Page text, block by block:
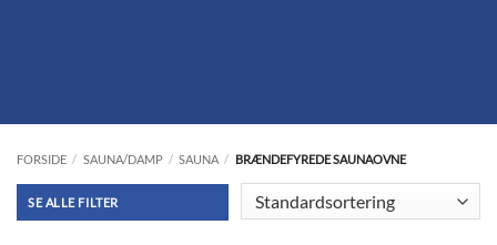
FORSIDE / SAUNA/DAMP / SAUNA / BRÆNDEFYREDE SAUNAOVNE
FILTER